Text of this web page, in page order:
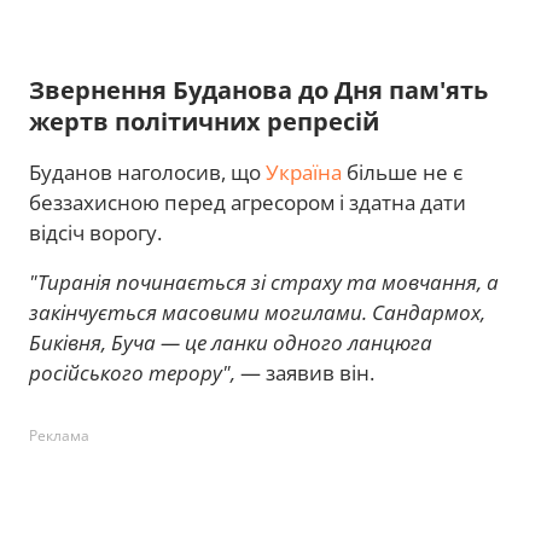
Звернення Буданова до Дня пам'ять
жертв політичних репресій
Буданов наголосив, щоУкраїна більше не є
беззахисною перед агресором і здатна дати
відсіч ворогу.
"Тиранія починається зі страху та мовчання, а
закінчується масовими могилами. Сандармох,
Биківня, Буча — це ланки одного ланцюга
російського терору", — заявив він.
Реклама